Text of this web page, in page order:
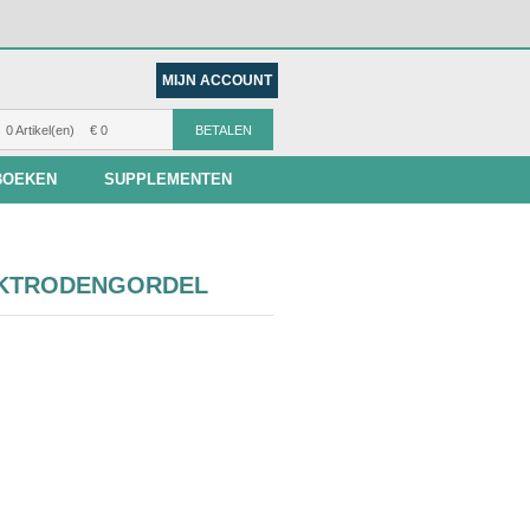
MIJN ACCOUNT
0 Artikel(en) € 0 BETALEN
SUPPLEMENTEN